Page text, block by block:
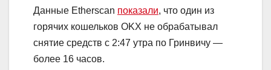
Данные Etherscan показали, что один из
горячих кошельков OKX не обрабатывал
снятие средств с 2:47 утра по Гринвичу —
более 16 часов.